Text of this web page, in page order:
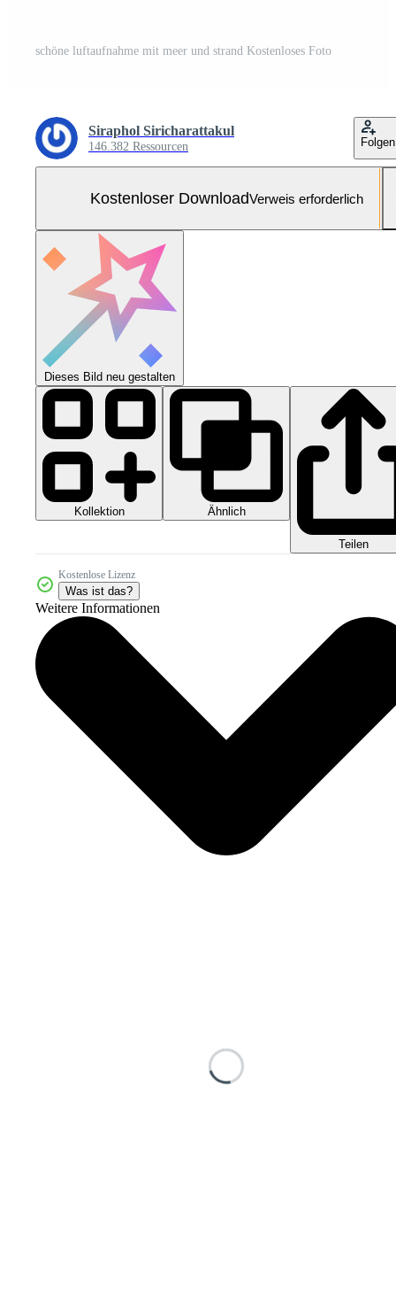
schöne luftaufnahme mit meer und strand Kostenloses Foto
Siraphol Siricharattakul
146.382 Ressourcen Folgen
Kostenloser DownloadVerweis erforderlich
Dieses Bild neu gestalten
Kollektion Ähnlich
Teilen
Kostenlose Lizenz
Was ist das?
Weitere Informationen